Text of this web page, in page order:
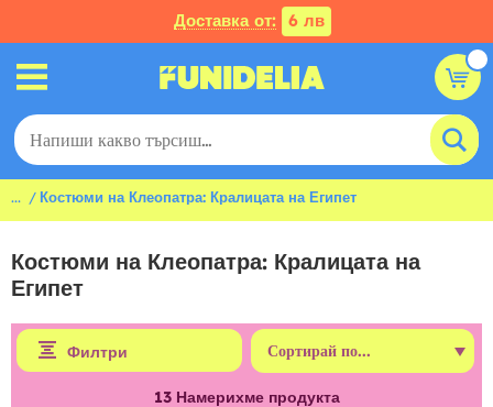
Доставка от: 6 лв
... Костюми на Клеопатра: Кралицата на Египет
Костюми на Клеопатра: Кралицата на
Египет
Филтри
13Намерихме продукта